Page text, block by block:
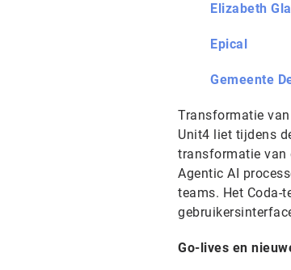
Elizabeth
Epical
Gemeente
Transformatie
Unit4 liet tijdens
transformatie van
Agentic AI
teams. Het Coda-
Go-lives en